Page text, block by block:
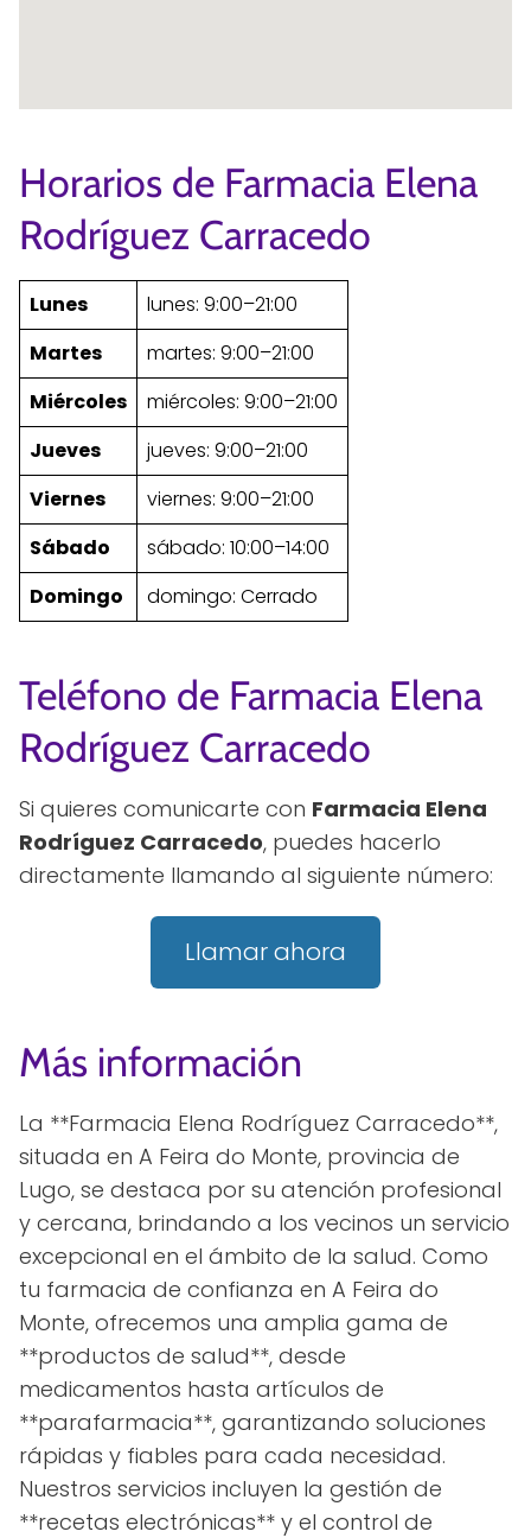
Horarios de Farmacia Elena
Rodríguez Carracedo
Lunes
lunes: 9:00–21:00
Martes
martes: 9:00–21:00
Miércoles
miércoles: 9:00–21:00
Jueves
jueves: 9:00–21:00
Viernes
viernes: 9:00–21:00
Sábado
sábado: 10:00–14:00
Domingo
domingo: Cerrado
Teléfono de Farmacia Elena
Rodríguez Carracedo
Si quieres comunicarte con Farmacia Elena
Rodríguez Carracedo, puedes hacerlo
directamente llamando al siguiente número:
Llamar ahora
Más información
La **Farmacia Elena Rodríguez Carracedo**,
situada en A Feira do Monte, provincia de
Lugo, se destaca por su atención profesional
y cercana, brindando a los vecinos un servicio
excepcional en el ámbito de la salud. Como
tu farmacia de confianza en A Feira do
Monte, ofrecemos una amplia gama de
**productos de salud**, desde
medicamentos hasta artículos de
**parafarmacia**, garantizando soluciones
rápidas y fiables para cada necesidad.
Nuestros servicios incluyen la gestión de
**recetas electrónicas** y el control de